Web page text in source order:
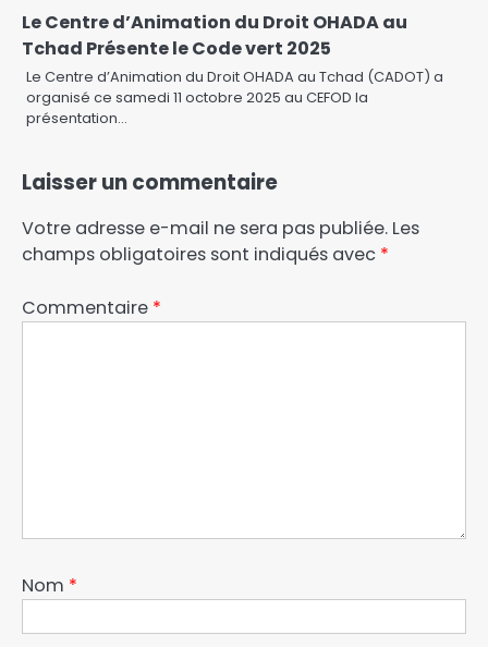
Le Centre d’Animation du Droit OHADA au
Tchad Présente le Code vert 2025
Le Centre d’Animation du Droit OHADA au Tchad (CADOT) a
organisé ce samedi 11 octobre 2025 au CEFOD la
présentation…
Laisser un commentaire
Votre adresse e-mail ne sera pas publiée. Les
champs obligatoires sont indiqués avec *
Commentaire *
Nom *